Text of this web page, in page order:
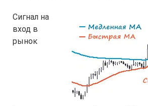
Сигнал на
вход в
рынок